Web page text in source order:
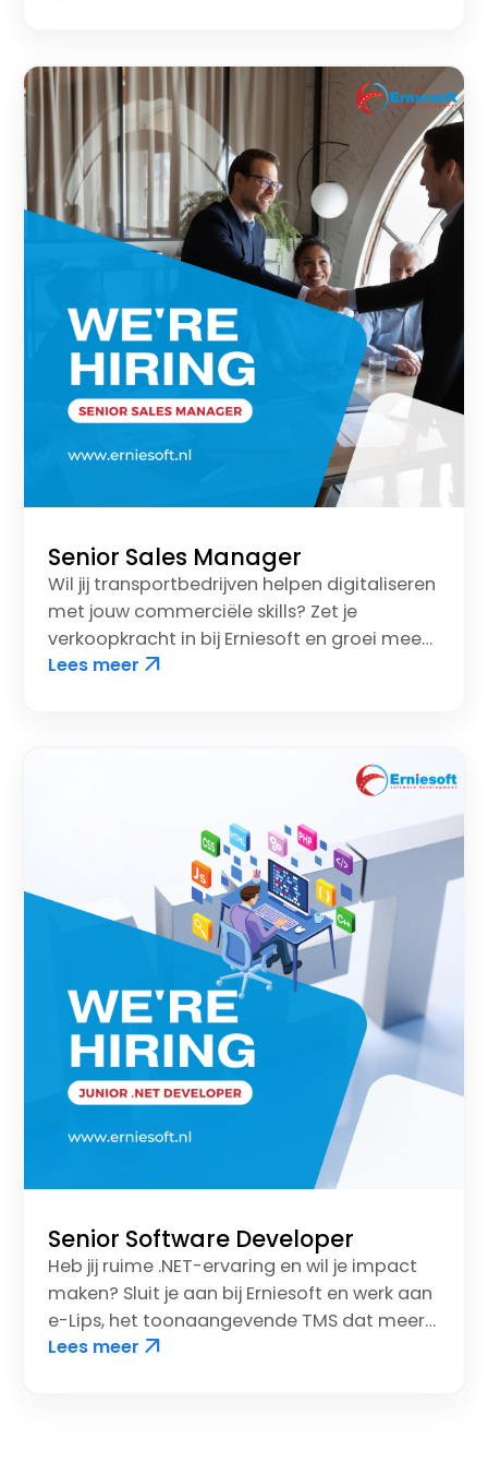
Senior Sales Manager
Wil jij transportbedrijven helpen digitaliseren
met jouw commerciële skills? Zet je
verkoopkracht in bij Erniesoft en groei mee
in een innovatieve sector!
Lees meer arrow_outward
Senior Software Developer
Heb jij ruime .NET-ervaring en wil je impact
maken? Sluit je aan bij Erniesoft en werk aan
e-Lips, het toonaangevende TMS dat meer
dan 100 logistieke dienstverleners in Europa
Lees meer arrow_outward